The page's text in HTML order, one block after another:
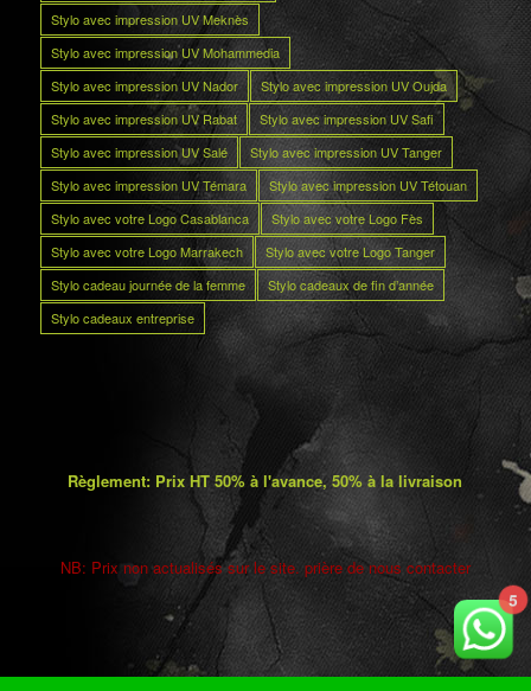
Stylo avec impression UV Meknès
Stylo avec impression UV Mohammedia
Stylo avec impression UV Nador
Stylo avec impression UV Oujda
Stylo avec impression UV Rabat
Stylo avec impression UV Safi
Stylo avec impression UV Salé
Stylo avec impression UV Tanger
Stylo avec impression UV Témara
Stylo avec impression UV Tétouan
Stylo avec votre Logo Casablanca
Stylo avec votre Logo Fès
Stylo avec votre Logo Marrakech
Stylo avec votre Logo Tanger
Stylo cadeau journée de la femme
Stylo cadeaux de fin d’année
Stylo cadeaux entreprise
Règlement: Prix HT 50% à l'avance, 50% à la livraison
NB: Prix non actualisés sur le site. prière de nous contacter
5